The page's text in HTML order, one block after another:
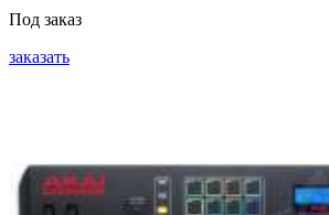
Под заказ
заказать